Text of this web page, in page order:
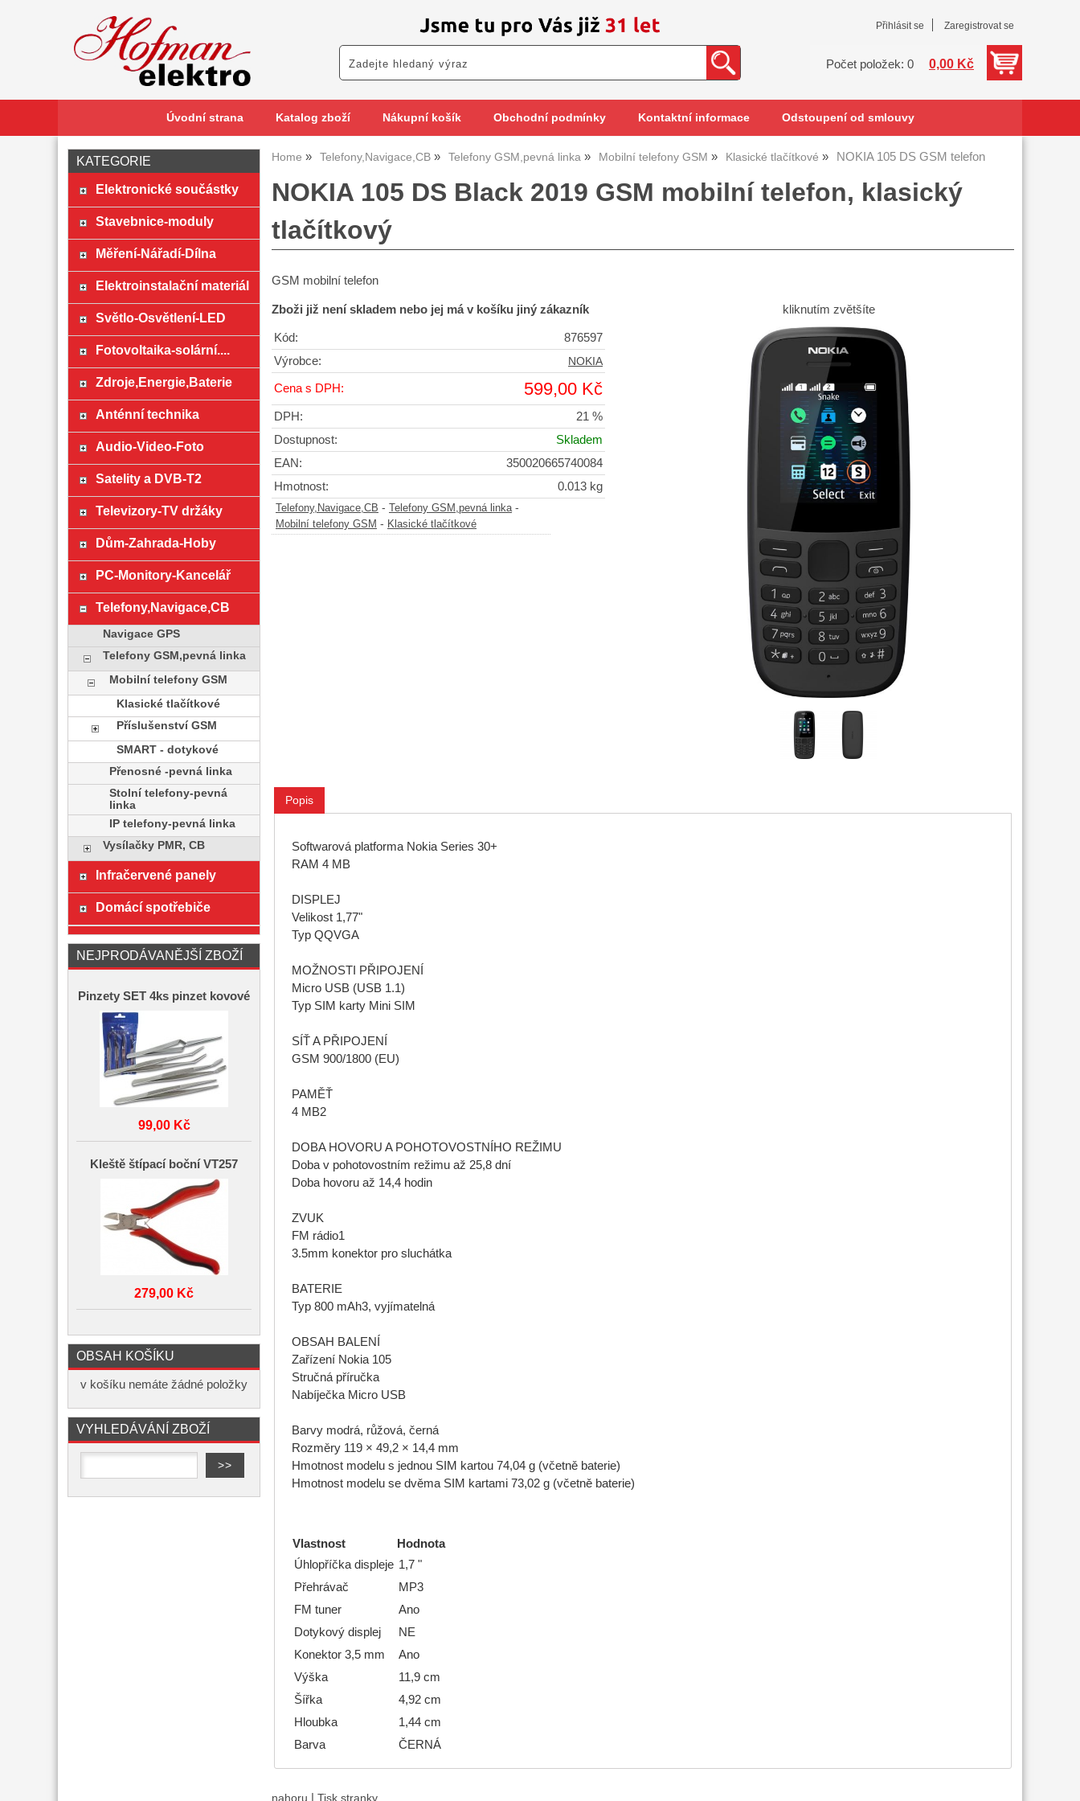
Přihlásit se Zaregistrovat se
Počet položek: 0 0,00 Kč
Úvodní strana Katalog zboží Nákupní košík Obchodní podmínky Kontaktní informace Odstoupení od smlouvy
Home Telefony,Navigace,CB Telefony GSM,pevná linka Mobilní telefony GSM Klasické tlačítkové NOKIA 105 DS GSM telefon
NOKIA 105 DS Black 2019 GSM mobilní telefon, klasický
tlačítkový
GSM mobilní telefon
kliknutím zvětšíte
Zboži již není skladem nebo jej má v košíku jiný zákazník
Kód:
876597
Výrobce:
NOKIA
Cena s DPH: 599,00 Kč
DPH:
21 %
Dostupnost:
Skladem
EAN:
350020665740084
Hmotnost:
0.013 kg
Telefony,Navigace,CB - Telefony GSM,pevná linka-
Mobilní telefony GSM - Klasické tlačítkové
Popis
Softwarová platforma Nokia Series 30+
RAM 4 MB
DISPLEJ
Velikost 1,77"
Typ QQVGA
MOŽNOSTI PŘIPOJENÍ
Micro USB (USB 1.1)
Typ SIM karty Mini SIM
SÍŤ A PŘIPOJENÍ
GSM 900/1800 (EU)
PAMĚŤ
4 MB2
DOBA HOVORU A POHOTOVOSTNÍHO REŽIMU
Doba v pohotovostním režimu až 25,8 dní
Doba hovoru až 14,4 hodin
ZVUK
FM rádio1
3.5mm konektor pro sluchátka
BATERIE
Typ 800 mAh3, vyjímatelná
OBSAH BALENÍ
Zařízení Nokia 105
Stručná příručka
Nabíječka Micro USB
Barvy modrá, růžová, černá
Rozměry 119 × 49,2 × 14,4 mm
Hmotnost modelu s jednou SIM kartou 74,04 g (včetně baterie)
Hmotnost modelu se dvěma SIM kartami 73,02 g (včetně baterie)
Vlastnost
Hodnota
Úhlopříčka displeje 1,7 "
Přehrávač
MP3
FM tuner
Ano
Dotykový displej
NE
Konektor 3,5 mm
Ano
Výška
11,9 cm
Šířka
4,92 cm
Hloubka
1,44 cm
Barva
ČERNÁ
nahoru Tisk stranky
KATEGORIE
Elektronické součástky
Stavebnice-moduly
Měření-Nářadí-Dílna
Elektroinstalační materiál
Světlo-Osvětlení-LED
Fotovoltaika-solární....
Zdroje,Energie,Baterie
Anténní technika
Audio-Video-Foto
Satelity a DVB-T2
Televizory-TV držáky
Dům-Zahrada-Hoby
PC-Monitory-Kancelář
Telefony,Navigace,CB
Navigace GPS
Telefony GSM,pevná linka
Mobilní telefony GSM
Klasické tlačítkové
Příslušenství GSM
SMART - dotykové
Přenosné -pevná linka
Stolní telefony-pevná
linka
IP telefony-pevná linka
Vysílačky PMR, CB
Infračervené panely
Domácí spotřebiče
NEJPRODÁVANĚJŠÍ ZBOŽÍ
Pinzety SET 4ks pinzet kovové
99,00 Kč
Kleště štípací boční VT257
279,00 Kč
OBSAH KOŠÍKU
v košíku nemáte žádné položky
VYHLEDÁVÁNÍ ZBOŽÍ